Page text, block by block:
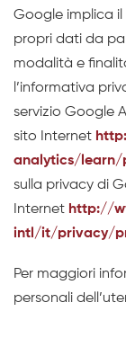
Google implica
propri dati da
modalità e
l’informativa
servizio Google
sito Internet
analytics/learn/
sulla privacy di
Internet http://
intl/it/privacy/
Per maggiori
personali